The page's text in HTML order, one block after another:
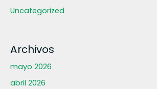
Uncategorized
Archivos
mayo 2026
abril 2026